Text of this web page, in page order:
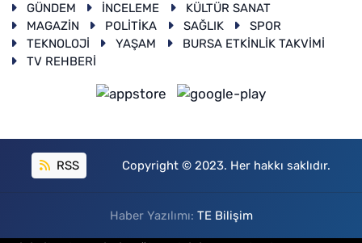
GÜNDEM
İNCELEME
KÜLTÜR SANAT
MAGAZİN
POLİTİKA SAĞLIK
SPOR
TEKNOLOJİ
YAŞAM
BURSA ETKİNLİK TAKVİMİ
TV REHBERİ
RSS Copyright © 2023. Her hakkı saklıdır.
Haber Yazılımı: TE Bilişim